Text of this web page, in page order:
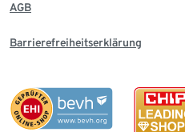
AGB
Barrierefreiheitserklärung